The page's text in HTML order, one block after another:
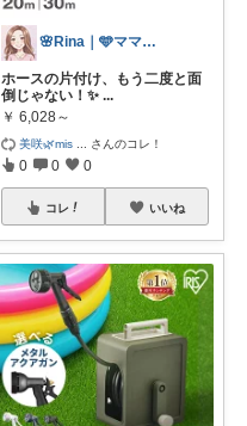
🌸Rina｜🩵ママ必見アイテム🩵
ホースの片付け、もう二度と面
倒じゃない！✨ ...
￥ 6,028～
美咲🌿mis さんのコレ！
0 0 0
コレ いいね